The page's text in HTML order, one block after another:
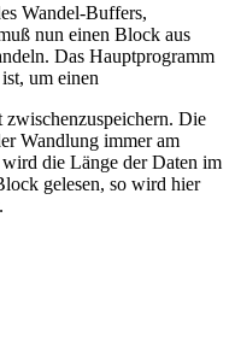
Wandel-Buffers,
nun einen Block aus
Das Hauptprogramm
um einen
Die
Wandlung immer am
die Länge der Daten im
gelesen, so wird hier